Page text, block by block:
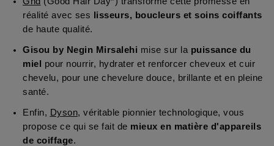
réalité avec ses
lisseurs, boucleurs et soins coiffants
de haute qualité.
Gisou by Negin Mirsalehi mise sur la puissance du
miel
pour nourrir, hydrater et renforcer cheveux et cuir
chevelu, pour une chevelure douce, brillante et en pleine
santé.
Enfin, Dyson, véritable pionnier technologique, vous
propose ce qui se fait de mieux en matière d'appareils
de coiffage.